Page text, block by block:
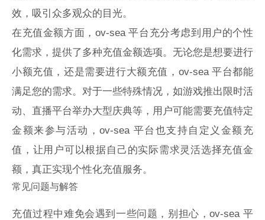
效，吸引众多观众的目光。
在充值金额方面，ov-sea 平台充分考虑到用户的个性
化需求，提供了多种充值金额选项。无论您是想要进行
小额充值，还是需要进行大额充值，ov-sea 平台都能
满足您的需求。对于一些特殊情况，如游戏推出限时活
动、直播平台举办大型庆典等，用户可能需要充值特定
金额来参与活动，ov-sea 平台也支持自定义金额充
值，让用户可以根据自己的实际需求灵活选择充值金
额，真正实现个性化充值服务。
常见问题与解答
充值过程中难免会遇到一些问题，别担心，ov-sea 平